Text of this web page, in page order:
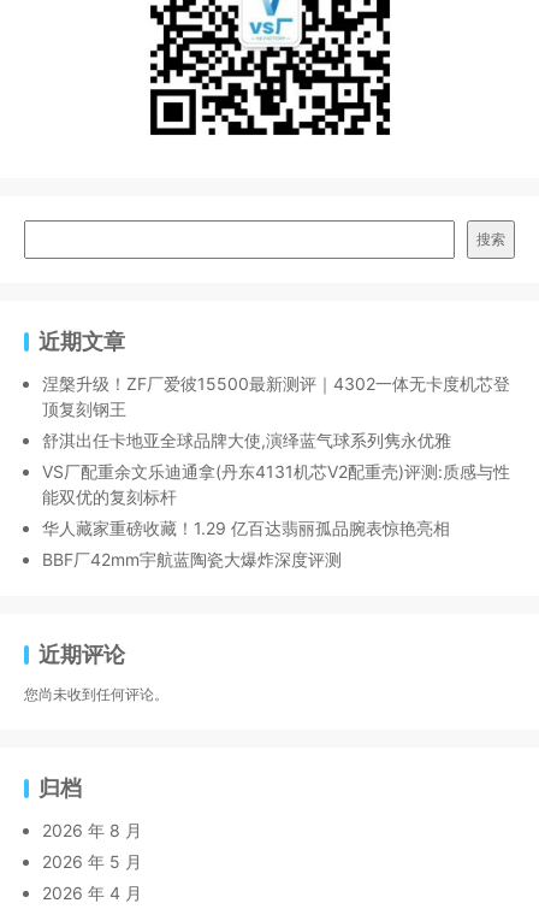
搜索
近期文章
涅槃升级！ZF厂爱彼15500最新测评｜4302一体无卡度机芯登
顶复刻钢王
舒淇出任卡地亚全球品牌大使,演绎蓝气球系列隽永优雅
VS厂配重余文乐迪通拿(丹东4131机芯V2配重壳)评测:质感与性
能双优的复刻标杆
华人藏家重磅收藏！1.29 亿百达翡丽孤品腕表惊艳亮相
BBF厂42mm宇航蓝陶瓷大爆炸深度评测
近期评论
您尚未收到任何评论。
归档
2026 年 8 月
2026 年 5 月
2026 年 4 月